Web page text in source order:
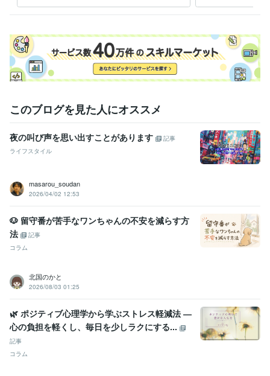
このブログを見た人にオススメ
夜の叫び声を思い出すことがあります
記事
ライフスタイル
masarou_soudan
2026/04/02 12:53
🐶 留守番が苦手なワンちゃんの不安を減らす方
法
記事
コラム
北国のかと
2026/08/03 01:25
🌿 ポジティブ心理学から学ぶストレス軽減法 ―
心の負担を軽くし、毎日を少しラクにする...
記事
コラム